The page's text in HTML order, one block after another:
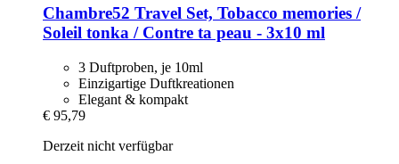
Chambre52 Travel Set, Tobacco memories /
Soleil tonka / Contre ta peau -​ 3x10 ml
3 Duftproben, je 10ml
Einzigartige Duftkreationen
Elegant & kompakt
€ 95,79
Derzeit nicht verfügbar